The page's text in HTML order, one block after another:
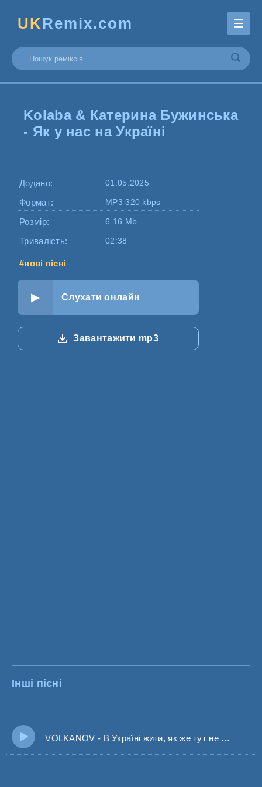
UKRemix.com
Kolaba & Катерина Бужинська
- Як у нас на Україні
Додано: 01.05.2025
Формат: MP3 320 kbps
Розмір: 6.16 Mb
Тривалість: 02:38
#нові пісні
Слухати онлайн
Завантажити mp3
Інші пісні
VOLKANOV - В Україні жити, як же тут не пити? (Волканов)